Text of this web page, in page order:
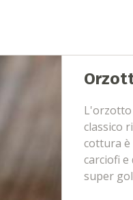
L'orzotto
classico
cottura è
carciofi e
super